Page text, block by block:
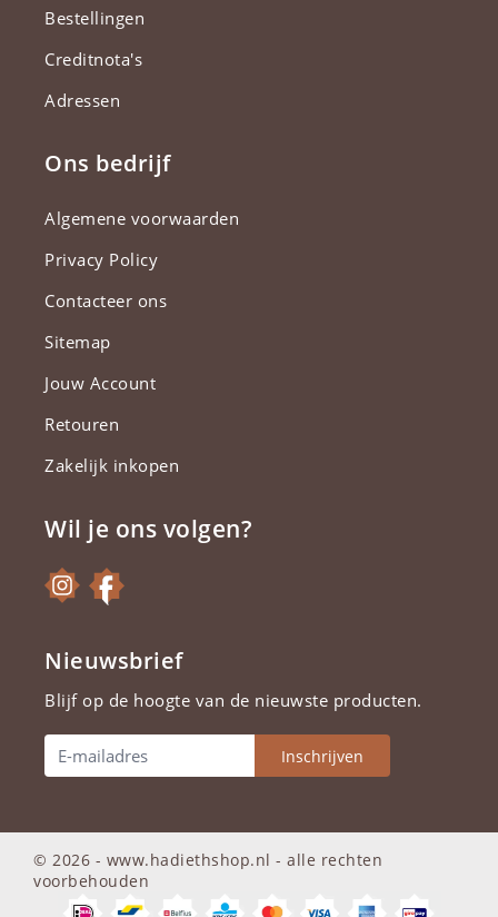
Bestellingen
Creditnota's
Adressen
Ons bedrijf
Algemene voorwaarden
Privacy Policy
Contacteer ons
Sitemap
Jouw Account
Retouren
Zakelijk inkopen
Wil je ons volgen?
Nieuwsbrief
Blijf op de hoogte van de nieuwste producten.
Inschrijven
© 2026 - www.hadiethshop.nl -alle rechten
voorbehouden